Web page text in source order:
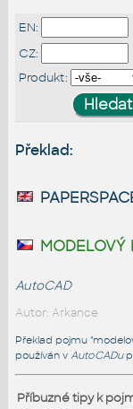
EN:
CZ:
Produkt:
Překlad:
AutoCAD
Autor: Arkance
Překlad pojmu
používán v AutoCADu
Příbuzné tipy k